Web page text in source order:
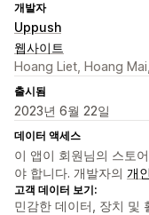
개발자
Uppush
웹사이트
Hoang Liet, Hoang
출시됨
2023년 6월 22일
데이터 액세스
이 앱이 회원님의 스토
야 합니다. 개발자의 개
고객 데이터 보기:
민감한 데이터, 장치 및